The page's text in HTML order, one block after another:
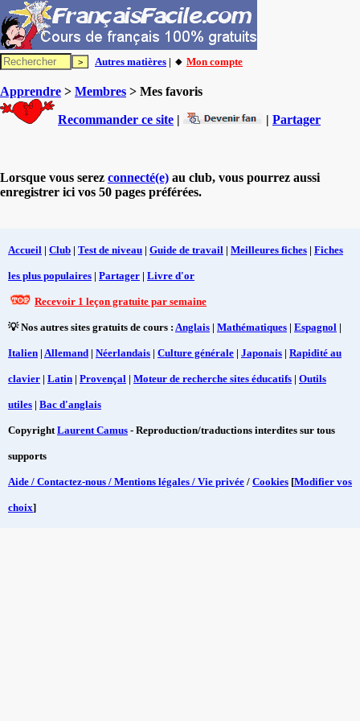
Autres matières | 🔸 Mon compte
Apprendre > Membres > Mes favoris
Recommander ce site | | Partager
Lorsque vous serez connecté(e) au club, vous pourrez aussi
enregistrer ici vos 50 pages préférées.
Accueil | Club | Test de niveau | Guide de travail | Meilleures fiches | Fiches
les plus populaires | Partager | Livre d'or
Recevoir 1 leçon gratuite par semaine
💡 Nos autres sites gratuits de cours : Anglais | Mathématiques | Espagnol |
Italien | Allemand | Néerlandais | Culture générale | Japonais | Rapidité au
clavier | Latin | Provençal | Moteur de recherche sites éducatifs | Outils
utiles | Bac d'anglais
CopyrightLaurent Camus - Reproduction/traductions interdites sur tous
supports
Aide / Contactez-nous / Mentions légales / Vie privée / Cookies [Modifier vos
choix]